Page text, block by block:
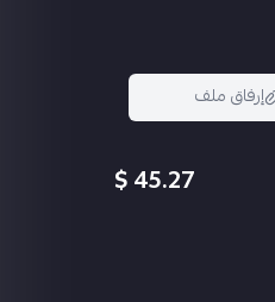
إرفاق ملف
45.27 $